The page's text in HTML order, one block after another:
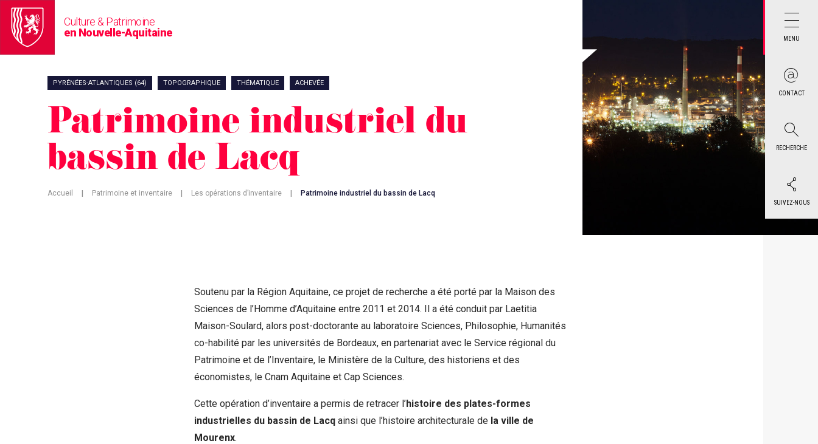
Culture & Patrimoine
en Nouvelle-Aquitaine
MENU
CONTACT
RECHERCHE
SUIVEZ-NOUS
PYRÉNÉES-ATLANTIQUES (64) TOPOGRAPHIQUE THÉMATIQUE ACHEVÉE
Patrimoine industriel du
bassin de Lacq
Accueil Patrimoine et inventaire Les opérations d’inventaire Patrimoine industriel du bassin de Lacq
Soutenu par la Région Aquitaine, ce projet de recherche a été porté par la Maison des
Sciences de l’Homme d’Aquitaine entre 2011 et 2014. Il a été conduit par Laetitia
Maison-Soulard, alors post-doctorante au laboratoire Sciences, Philosophie, Humanités
co-habilité par les universités de Bordeaux, en partenariat avec le Service régional du
Patrimoine et de l’Inventaire, le Ministère de la Culture, des historiens et des
économistes, le Cnam Aquitaine et Cap Sciences.
Cette opération d’inventaire a permis de retracer l’histoire des plates-formes
industrielles du bassin de Lacq ainsi que l’histoire architecturale de la ville de
Mourenx.